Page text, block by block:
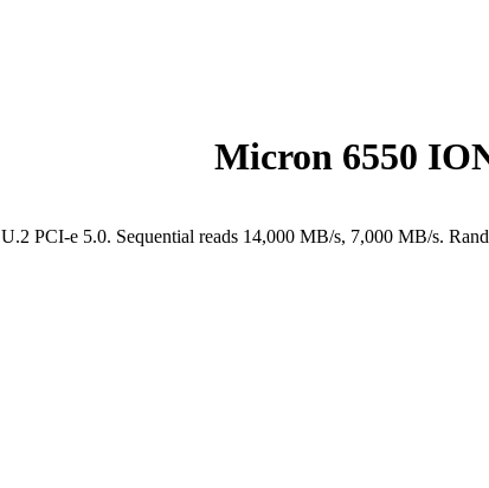
Micron 6550
PCI-e 5.0. Sequential reads 14,000 MB/s, 7,000 MB/s.